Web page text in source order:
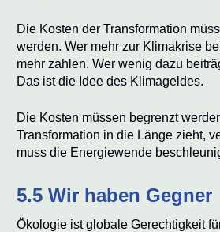
Die Kosten der Transformation
werden. Wer mehr zur Klimakrise
mehr zahlen. Wer wenig dazu
Das ist die Idee des Klimageldes.
Die Kosten müssen begrenzt
Transformation in die Länge zieht,
muss die Energiewende
5.5 Wir haben Gegner
Ökologie ist globale Gerechtigkeit